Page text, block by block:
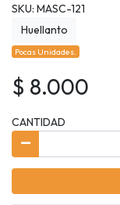
SKU: MASC-121
Huellanto
Pocas Unidades.
$ 8.000
CANTIDAD